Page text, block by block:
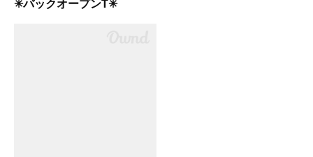
✳︎バックオープンT✳︎